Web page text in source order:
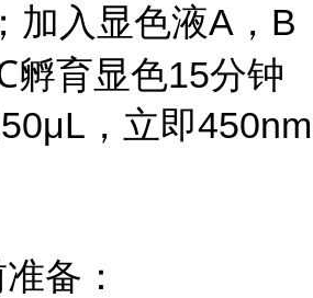
加入显色液A，B
育显色15分钟
，立即450nm
备：